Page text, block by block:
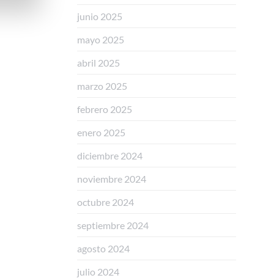
junio 2025
mayo 2025
abril 2025
marzo 2025
febrero 2025
enero 2025
diciembre 2024
noviembre 2024
octubre 2024
septiembre 2024
agosto 2024
julio 2024